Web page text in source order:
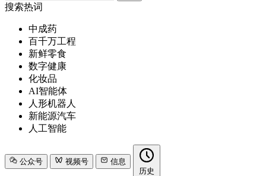
搜索热词
中成药
百千万工程
新鲜零食
数字健康
化妆品
AI智能体
人形机器人
新能源汽车
人工智能
公众号 视频号
信息
历史